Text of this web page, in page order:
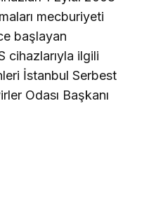
mecburiyeti
başlayan
cihazlarıyla ilgili
İstanbul Serbest
Odası Başkanı